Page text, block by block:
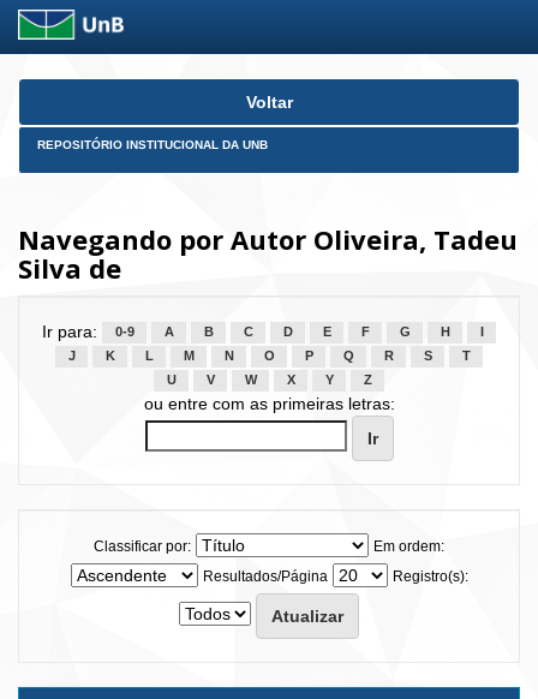
Skip
Voltar
REPOSITÓRIO INSTITUCIONAL DA UNB
Navegando por Autor Oliveira, Tadeu
Silva de
Ir para: 0-9 A B C D E F G H
J
K L M N O P Q R S
T
U
V W X Y Z
ou entre com as primeiras letras:
Classificar por:
Em ordem:
Resultados/Página
Registro(s):